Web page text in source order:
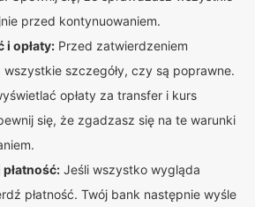
przed kontynuowaniem.
i opłaty: Przed zatwierdzeniem
wszystkie szczegóły, czy są poprawne.
opłaty za transfer i kurs
się, że zgadzasz się na te warunki
Jeśli wszystko wygląda
płatność. Twój bank następnie wyśle